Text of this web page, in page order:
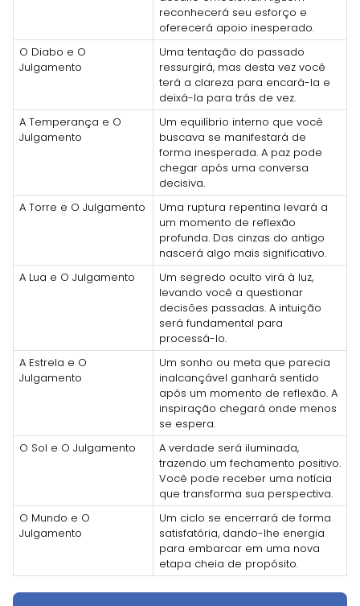
reconhecerá seu esforço e
oferecerá apoio inesperado.
O Diabo e O
Julgamento
Uma tentação do passado
ressurgirá, mas desta vez você
terá a clareza para encará-la e
deixá-la para trás de vez.
A Temperança e O
Julgamento
Um equilíbrio interno que você
buscava se manifestará de
forma inesperada. A paz pode
chegar após uma conversa
decisiva.
A Torre e O Julgamento
Uma ruptura repentina levará a
um momento de reflexão
profunda. Das cinzas do antigo
nascerá algo mais significativo.
A Lua e O Julgamento
Um segredo oculto virá à luz,
levando você a questionar
decisões passadas. A intuição
será fundamental para
processá-lo.
A Estrela e O
Julgamento
Um sonho ou meta que parecia
inalcançável ganhará sentido
após um momento de reflexão. A
inspiração chegará onde menos
se espera.
O Sol e O Julgamento
A verdade será iluminada,
trazendo um fechamento positivo.
Você pode receber uma notícia
que transforma sua perspectiva.
O Mundo e O
Julgamento
Um ciclo se encerrará de forma
satisfatória, dando-lhe energia
para embarcar em uma nova
etapa cheia de propósito.